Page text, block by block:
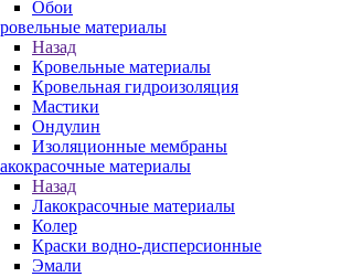
Обои
материалы
Назад
Кровельные материалы
Кровельная гидроизоляция
Мастики
Ондулин
Изоляционные мембраны
материалы
Назад
Лакокрасочные материалы
Колер
Краски водно-дисперсионные
Эмали